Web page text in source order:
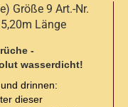
Größe 9 Art.-Nr.
Länge
-
wasserdicht!
drinnen:
dieser